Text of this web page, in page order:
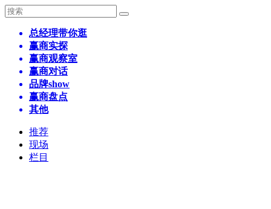
总经理带你逛
赢商实探
赢商观察室
赢商对话
品牌show
赢商盘点
其他
推荐
现场
栏目